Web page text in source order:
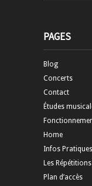
PAGES
Blog
Concerts
Contact
Études
Home
Infos Pratiques
Les Répétitions
Plan d’accès